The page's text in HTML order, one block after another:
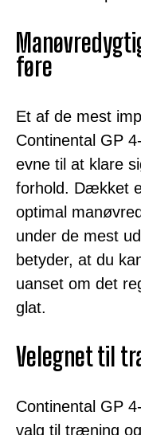
føre
Et af de mest
Continental GP
evne til at klare
forhold. Dækket
optimal
under de mest
betyder, at du
uanset om det
glat.
Velegnet til
Continental GP
valg til træning